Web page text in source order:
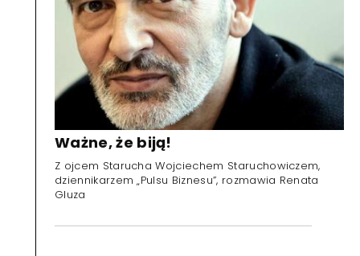
Ważne, że biją!
Z ojcem Starucha Wojciechem Staruchowiczem,
dziennikarzem „Pulsu Biznesu”, rozmawia Renata
Gluza